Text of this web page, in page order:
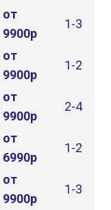
от
9900р
1-3
от
9900р
1-2
от
9900р
2-4
от
6990р
1-2
от
9900р
1-3